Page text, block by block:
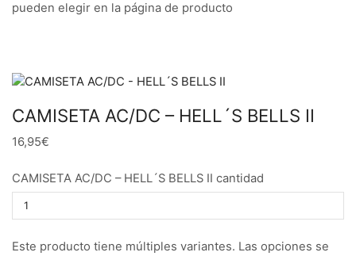
pueden elegir en la página de producto
CAMISETA AC/DC – HELL´S BELLS II
16,95€
CAMISETA AC/DC – HELL´S BELLS II cantidad
Este producto tiene múltiples variantes. Las opciones se